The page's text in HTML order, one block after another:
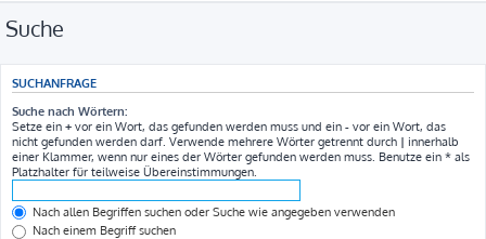
Suche
SUCHANFRAGE
Suche nach Wörtern:
Setze ein + vor ein Wort, das gefunden werden muss und ein - vor ein Wort, das
nicht gefunden werden darf. Verwende mehrere Wörter getrennt durch | innerhalb
einer Klammer, wenn nur eines der Wörter gefunden werden muss. Benutze ein * als
Platzhalter für teilweise Übereinstimmungen.
Nach allen Begriffen suchen oder Suche wie angegeben verwenden
Nach einem Begriff suchen